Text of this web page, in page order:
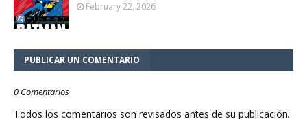
February 22, 2026
PUBLICAR UN COMENTARIO
0 Comentarios
Todos los comentarios son revisados antes de su publicación.